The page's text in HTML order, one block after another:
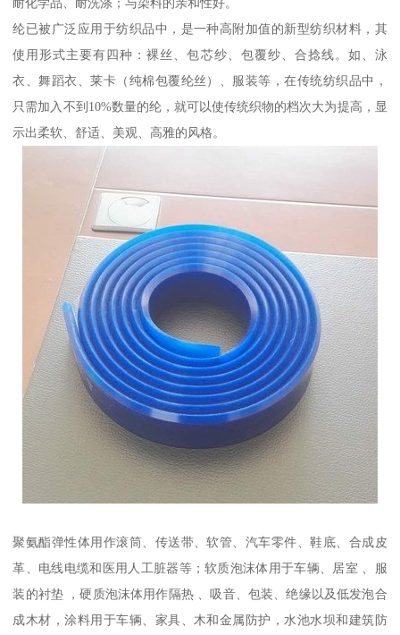
纶已被广泛应用于纺织品中，是一种高附加值的新型纺织材料，其
使用形式主要有四种：裸丝、包芯纱、包覆纱、合捻线。如、泳
衣、舞蹈衣、莱卡（纯棉包覆纶丝）、服装等，在传统纺织品中，
只需加入不到10%数量的纶，就可以使传统织物的档次大为提高，显
示出柔软、舒适、美观、高雅的风格。
聚氨酯弹性体用作滚筒、传送带、软管、汽车零件、鞋底、合成皮
革、电线电缆和医用人工脏器等；软质泡沫体用于车辆、居室 、服
装的衬垫 ，硬质泡沫体用作隔热 、吸音、包装、绝缘以及低发泡合
成木材，涂料用于车辆、家具、木和金属防护，水池水坝和建筑防